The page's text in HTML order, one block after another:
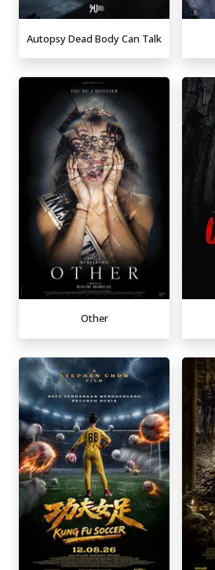
Autopsy Dead Body Can Talk
Other